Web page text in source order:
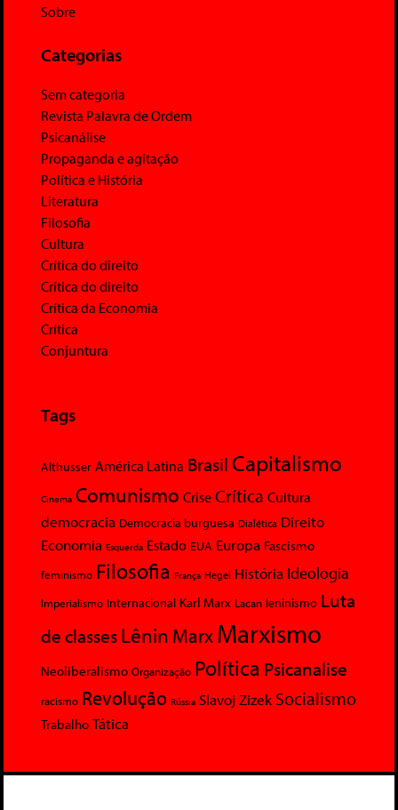
Sobre
Categorias
Sem categoria
Revista Palavra de Ordem
Psicanálise
Propaganda e agitação
Política e História
Literatura
Filosofia
Cultura
Crítica do direito
Crítica do direito
Crítica da Economia
Crítica
Conjuntura
Tags
Althusser América Latina Brasil Capitalismo
Cinema Comunismo Crise Crítica Cultura
democracia Democracia burguesa Dialética Direito
Economia Esquerda Estado EUA Europa Fascismo
feminismo Filosofia França Hegel História Ideologia
Imperialismo Internacional Karl Marx Lacan leninismo Luta
de classesLênin MarxMarxismo
Neoliberalismo Organização Política Psicanalise
racismo Revolução Rússia Slavoj Zizek Socialismo
Trabalho Tática